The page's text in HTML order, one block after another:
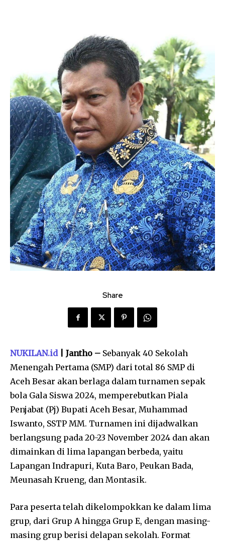
Share
NUKILAN.id| Jantho – Sebanyak 40 Sekolah
Menengah Pertama (SMP) dari total 86 SMP di
Aceh Besar akan berlaga dalam turnamen sepak
bola Gala Siswa 2024, memperebutkan Piala
Penjabat (Pj) Bupati Aceh Besar, Muhammad
Iswanto, SSTP MM. Turnamen ini dijadwalkan
berlangsung pada 20-23 November 2024 dan akan
dimainkan di lima lapangan berbeda, yaitu
Lapangan Indrapuri, Kuta Baro, Peukan Bada,
Meunasah Krueng, dan Montasik.
Para peserta telah dikelompokkan ke dalam lima
grup, dari Grup A hingga Grup E, dengan masing-
masing grup berisi delapan sekolah. Format